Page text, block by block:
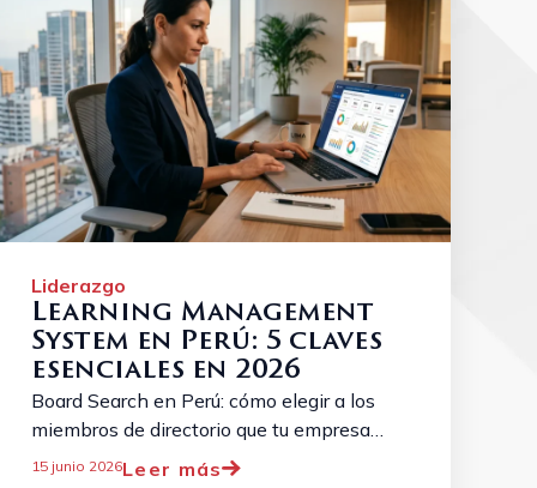
Liderazgo
Learning Management
System en Perú: 5 claves
esenciales en 2026
Board Search en Perú: cómo elegir a los
miembros de directorio que tu empresa
realmente necesita. 5 claves y criterios de
15 junio 2026Leer más